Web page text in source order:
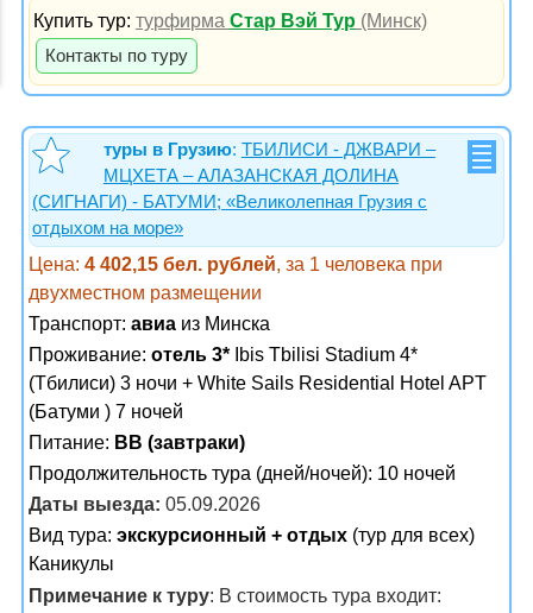
Купить тур:турфирмаСтар Вэй Тур (Минск)
Контакты по туру
туры в Грузию: ТБИЛИСИ - ДЖВАРИ –
МЦХЕТА – АЛАЗАНСКАЯ ДОЛИНА
(СИГНАГИ) - БАТУМИ; «Великолепная Грузия с
отдыхом на море»
Цена: 4 402,15 бел. рублей, за 1 человека при
двухместном размещении
Транспорт: авиа из Минска
Проживание: отель 3* Ibis Tbilisi Stadium 4*
(Тбилиси) 3 ночи + White Sails Residential Hotel APT
(Батуми ) 7 ночей
Питание: BB (завтраки)
Продолжительность тура (дней/ночей): 10 ночей
Даты выезда: 05.09.2026
Вид тура: экскурсионный + отдых (тур для всех)
Каникулы
Примечание к туру: В стоимость тура входит: